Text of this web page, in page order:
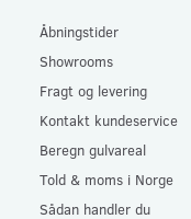
Åbningstider
Showrooms
Fragt og levering
Kontakt kundeservice
Beregn gulvareal
Told & moms i Norge
Sådan handler du